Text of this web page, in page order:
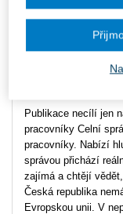
celní správy, práv,
zaměstnanců řeší
údajů orgánů celní
celní správy a
publikace zaměřuje
Publikace necílí jen
pracovníky Celní
pracovníky. Nabízí
správou přichází
zajímá a chtějí
Česká republika
Evropskou unii. V